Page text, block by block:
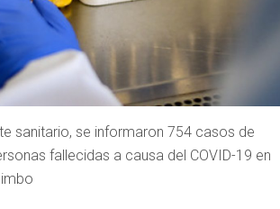
sanitario, se informaron 754 casos de
fallecidas a causa del COVID-19 en